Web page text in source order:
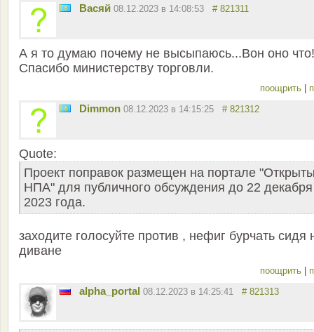
Васяй 08.12.2023 в 14:08:53 # 821311
А я то думаю почему не высыпаюсь...Вон оно что!
Спасибо министерству торговли.
поощрить
Dimmon 08.12.2023 в 14:15:25 # 821312
Quote:
Проект поправок размещен на портале
НПА" для публичного обсуждения до 22 декабря
2023 года.
заходите голосуйте против , нефиг бурчать сидя
диване
поощрить
alpha_portal 08.12.2023 в 14:25:41 # 821313